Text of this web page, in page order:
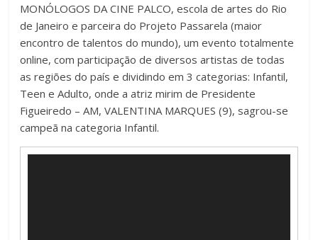
MONÓLOGOS DA CINE PALCO, escola de artes do Rio
de Janeiro e parceira do Projeto Passarela (maior
encontro de talentos do mundo), um evento totalmente
online, com participação de diversos artistas de todas
as regiões do país e dividindo em 3 categorias: Infantil,
Teen e Adulto, onde a atriz mirim de Presidente
Figueiredo – AM, VALENTINA MARQUES (9), sagrou-se
campeã na categoria Infantil.